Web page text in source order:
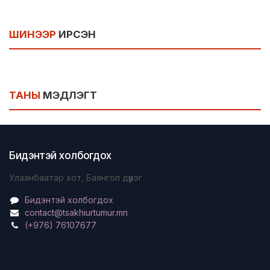
ШИНЭЭР ИРСЭН
ТАНЫ МЭДЛЭГТ
Бидэнтэй холбогдох
Улаанбаатар хот, Баянгол дүүрэг
Бидэнтэй холбогдох
contact@tsakhiurtumur.mn
(+976) 76107677